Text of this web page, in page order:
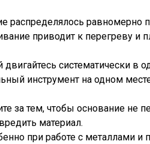
распределялось равномерно
приводит к перегреву и
систематически в
инструмент на одном
за тем, чтобы основание не
материал.
при работе с металлами и